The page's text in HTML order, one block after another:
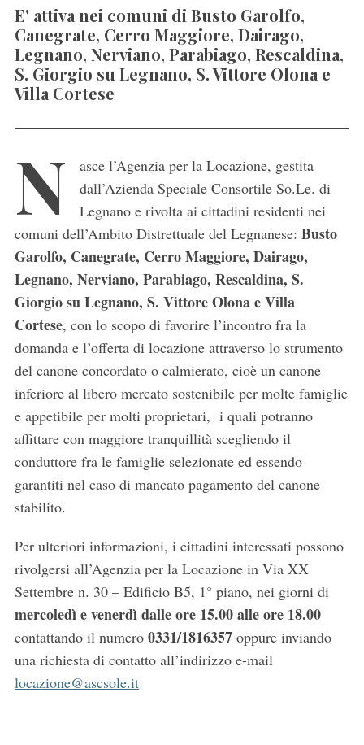
E' attiva nei comuni di Busto Garolfo,
Canegrate, Cerro Maggiore, Dairago,
Legnano, Nerviano, Parabiago, Rescaldina,
S. Giorgio su Legnano, S. Vittore Olona e
Villa Cortese
N
asce l’Agenzia per la Locazione, gestita
dall’Azienda Speciale Consortile So.Le. di
Legnano e rivolta ai cittadini residenti nei
comuni dell’Ambito Distrettuale del Legnanese: Busto
Garolfo, Canegrate, Cerro Maggiore, Dairago,
Legnano, Nerviano, Parabiago, Rescaldina, S.
Giorgio su Legnano, S. Vittore Olona e Villa
Cortese, con lo scopo di favorire l’incontro fra la
domanda e l’offerta di locazione attraverso lo strumento
del canone concordato o calmierato, cioè un canone
inferiore al libero mercato sostenibile per molte famiglie
e appetibile per molti proprietari, i quali potranno
affittare con maggiore tranquillità scegliendo il
conduttore fra le famiglie selezionate ed essendo
garantiti nel caso di mancato pagamento del canone
stabilito.
Per ulteriori informazioni, i cittadini interessati possono
rivolgersi all’Agenzia per la Locazione in Via XX
Settembre n. 30 – Edificio B5, 1° piano, nei giorni di
mercoledì e venerdì dalle ore 15.00 alle ore 18.00
contattando il numero 0331/1816357oppure inviando
una richiesta di contatto all’indirizzo e-mail
locazione@ascsole.it